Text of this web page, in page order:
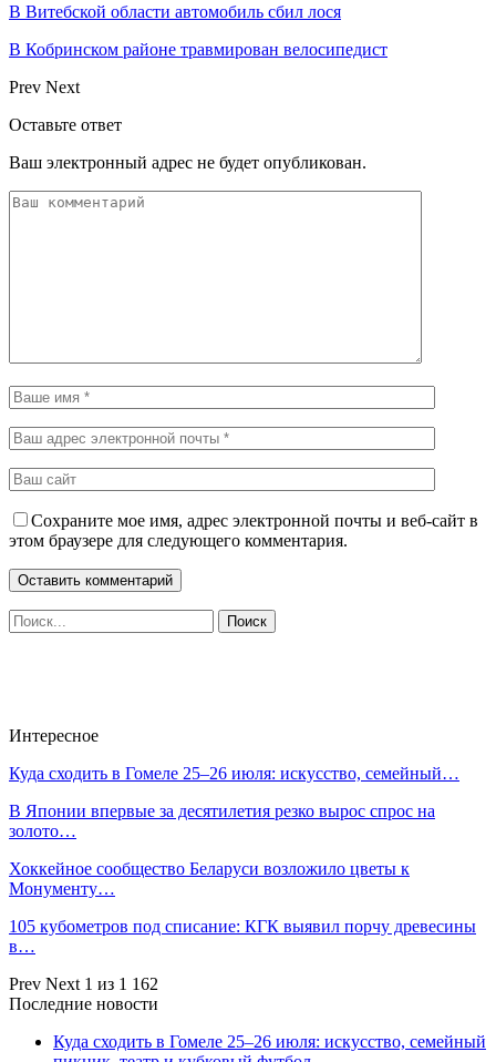
В Витебской области автомобиль сбил лося
В Кобринском районе травмирован велосипедист
Prev Next
Оставьте ответ
Ваш электронный адрес не будет опубликован.
Сохраните мое имя, адрес электронной почты и веб-сайт в
этом браузере для следующего комментария.
Интересное
Куда сходить в Гомеле 25–26 июля: искусство, семейный…
В Японии впервые за десятилетия резко вырос спрос на
золото…
Хоккейное сообщество Беларуси возложило цветы к
Монументу…
105 кубометров под списание: КГК выявил порчу древесины
в…
Prev Next 1 из 1 162
Последние новости
Куда сходить в Гомеле 25–26 июля: искусство, семейный